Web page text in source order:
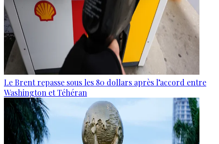
Le Brent repasse sous les 80 dollars après l’accord entre
Washington et Téhéran